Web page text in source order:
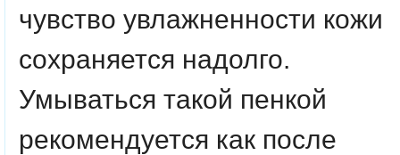
чувство увлажненности кожи
сохраняется надолго.
Умываться такой пенкой
рекомендуется как после